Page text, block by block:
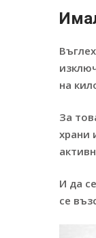
на
За
храни
И да
се